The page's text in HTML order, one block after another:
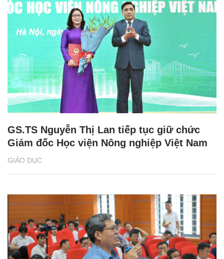
GIÁO DỤC
GS.TS Nguyễn Thị Lan tiếp tục giữ chức
Giám đốc Học viện Nông nghiệp Việt Nam